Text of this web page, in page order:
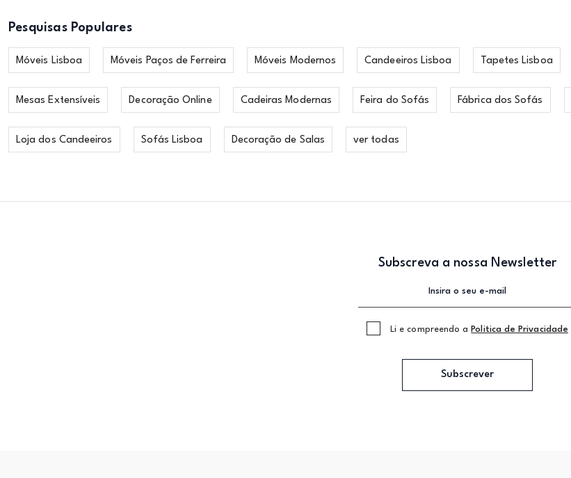
Pesquisas Populares
Móveis Lisboa Móveis Paços de Ferreira Móveis Modernos Candeeiros Lisboa Tapetes Lisboa
Mesas Extensíveis Decoração Online Cadeiras Modernas Feira do Sofás Fábrica dos Sofás
Loja dos Candeeiros Sofás Lisboa Decoração de Salas ver todas
Subscreva a nossa Newsletter
Li e compreendo a Politica de Privacidade
Subscrever